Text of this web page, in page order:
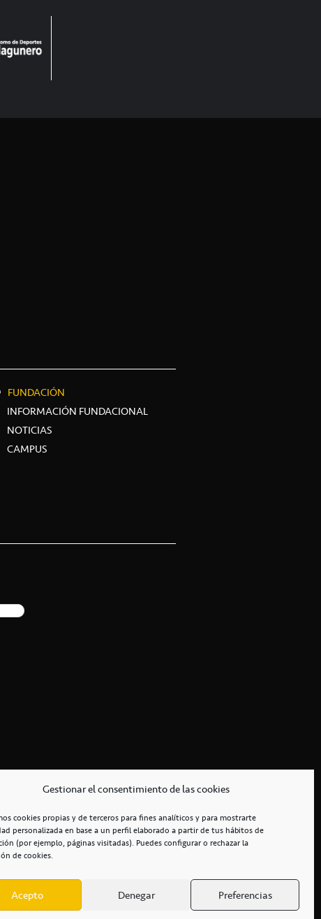
Gestionar el consentimiento de las cookies
cookies propias y de terceros para fines analíticos y para mostrarte
personalizada en base a un perfil elaborado a partir de tus hábitos de
(por ejemplo, páginas visitadas). Puedes configurar o rechazar la
de cookies.
Acepto Denegar Preferencias
FUNDACIÓN
INFORMACIÓN FUNDACIONAL
NOTICIAS
CAMPUS